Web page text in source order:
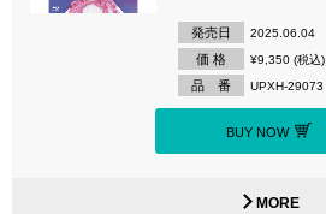
発売日 2025.06.04
価 格 ¥9,350 (税込)
品 番 UPXH-29073
BUY NOW
MORE